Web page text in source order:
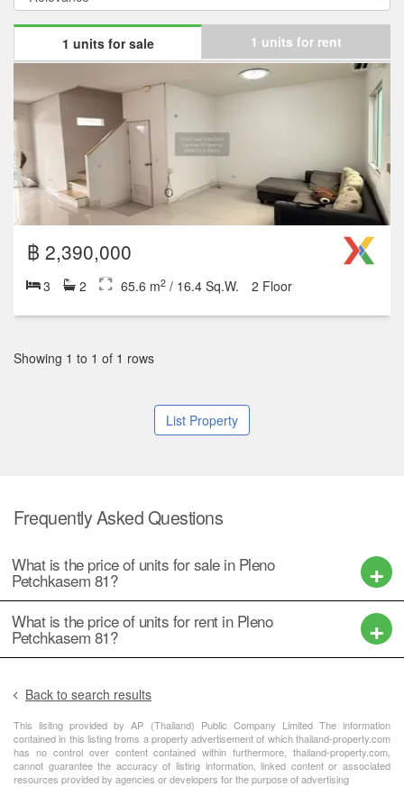
1 units for sale 1 units for rent
฿ 2,390,000
3 2 65.6 m2/ 16.4 Sq.W. 2 Floor
Showing 1 to 1 of 1 rows
List Property
Frequently Asked Questions
What is the price of units for sale in Pleno
Petchkasem 81?
What is the price of units for rent in Pleno
Petchkasem 81?
Back to search results
This lisitng provided by AP (Thailand) Public Company Limited The information
contained in this listing froms a property advertisement of which thailand-property.com
has no control over content contained within furthermore, thailand-property.com,
cannot guarantee the accuracy of listing information, linked content or associated
resources provided by agencies or developers for the purpose of advertising